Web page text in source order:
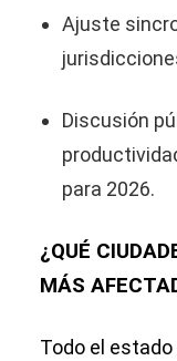
Ajuste
Discusión
para 2026.
¿QUÉ
MÁS
Todo el estado